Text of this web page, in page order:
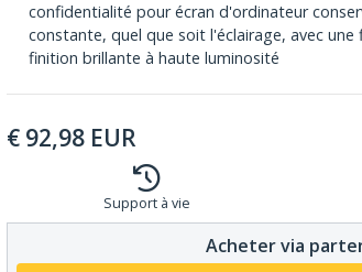
confidentialité pour écran d'ordinateur
constante, quel que soit l'éclairage, avec
finition brillante à haute luminosité
€ 92,98 EUR
Support à vie
Acheter via